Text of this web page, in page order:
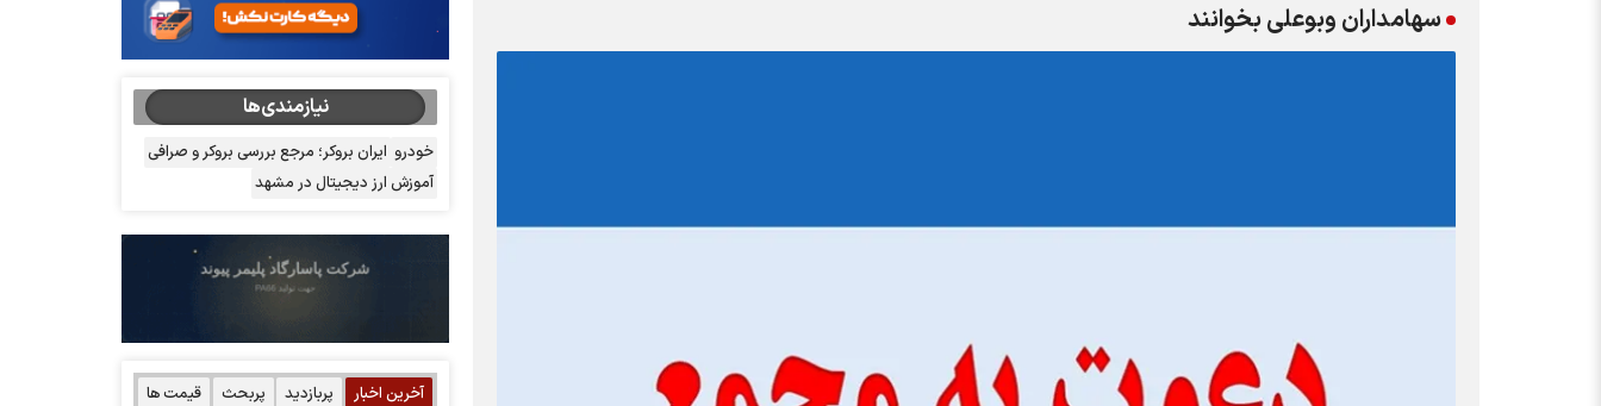
سهامداران وبوعلی بخوانند
نیازمندی‌ها
خودرو ایران بروکر؛ مرجع بررسی بروکر و صرافی
آموزش ارز دیجیتال در مشهد
آخرین اخبار پربازدید پربحث قیمت ها